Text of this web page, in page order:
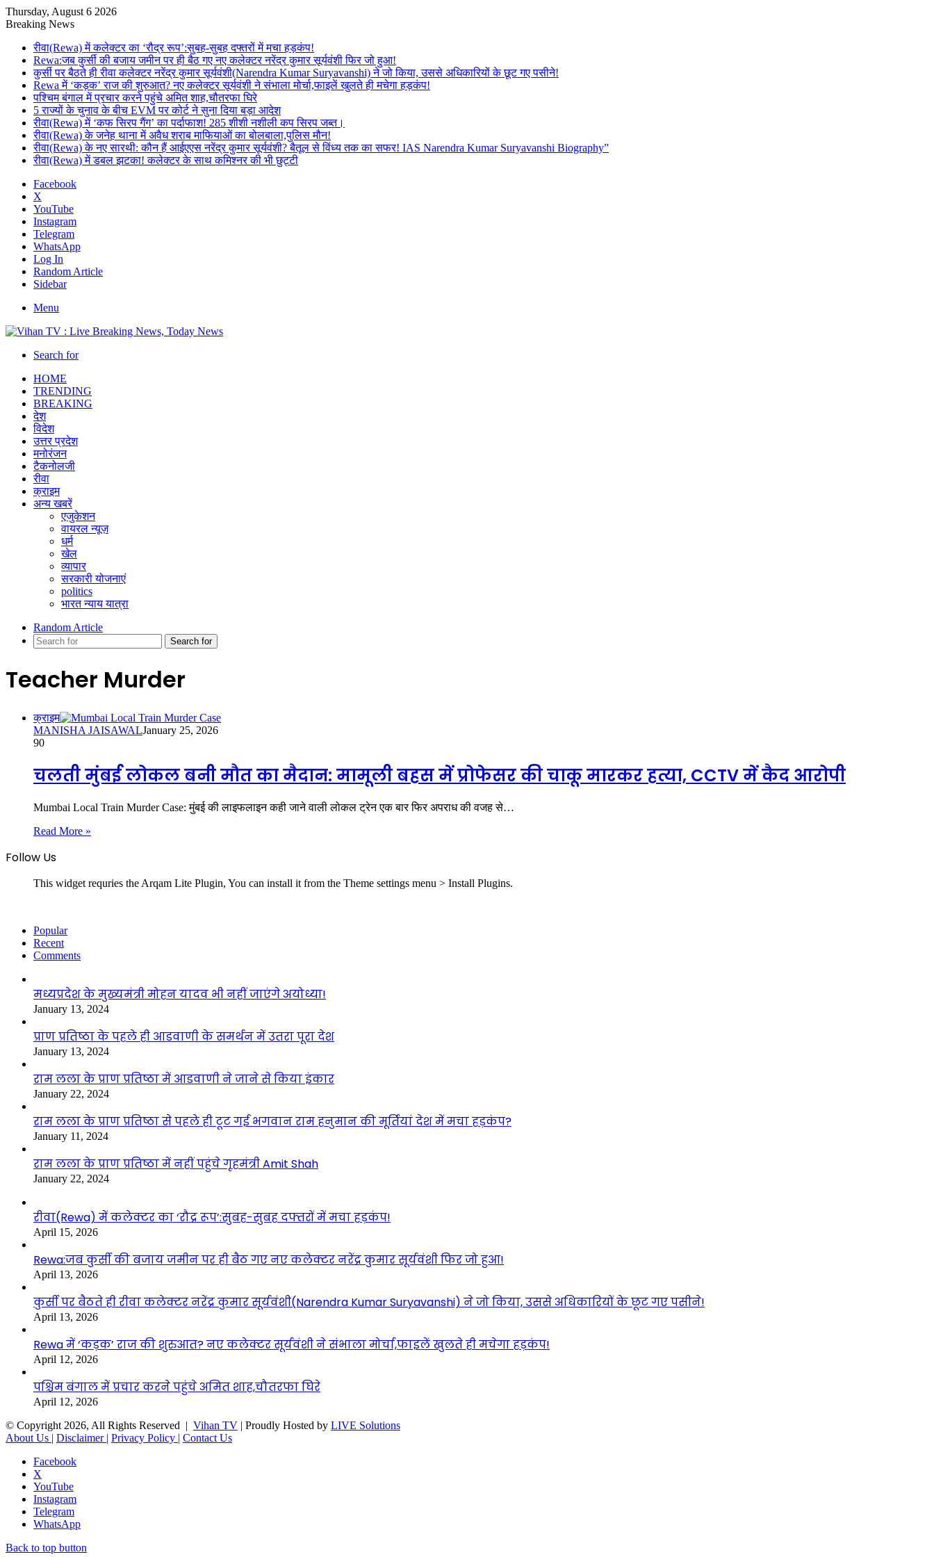
Thursday, August 6 2026
Breaking News
रीवा(Rewa) में कलेक्टर का ‘रौद्र रूप’:सुबह-सुबह दफ्तरों में मचा हड़कंप!
Rewa:जब कुर्सी की बजाय जमीन पर ही बैठ गए नए कलेक्टर नरेंद्र कुमार सूर्यवंशी फिर जो हुआ!
कुर्सी पर बैठते ही रीवा कलेक्टर नरेंद्र कुमार सूर्यवंशी(Narendra Kumar Suryavanshi) ने जो किया, उससे अधिकारियों के छूट गए पसीने!
Rewa में ‘कड़क’ राज की शुरुआत? नए कलेक्टर सूर्यवंशी ने संभाला मोर्चा,फाइलें खुलते ही मचेगा हड़कंप!
पश्चिम बंगाल में प्रचार करने पहुंचे अमित शाह,चौतरफा घिरे
5 राज्यों के चुनाव के बीच EVM पर कोर्ट ने सुना दिया बड़ा आदेश
रीवा(Rewa) में ‘कफ सिरप गैंग’ का पर्दाफाश! 285 शीशी नशीली कप सिरप जब्त।
रीवा(Rewa) के जनेह थाना में अवैध शराब माफियाओं का बोलबाला,पुलिस मौन!
रीवा(Rewa) के नए सारथी: कौन हैं आईएएस नरेंद्र कुमार सूर्यवंशी? बैतूल से विंध्य तक का सफर! IAS Narendra Kumar Suryavanshi Biography”
रीवा(Rewa) में डबल झटका! कलेक्टर के साथ कमिश्नर की भी छुट्टी
Facebook
X
YouTube
Instagram
Telegram
WhatsApp
Log In
Random Article
Sidebar
Menu
Search for
HOME
TRENDING
BREAKING
देश
विदेश
उत्तर प्रदेश
मनोरंजन
टैकनोलजी
रीवा
क्राइम
अन्य खबरें
एजुकेशन
वायरल न्यूज़
धर्म
खेल
व्यापार
सरकारी योजनाएं
politics
भारत न्याय यात्रा
Random Article
Search for
Teacher Murder
क्राइम
MANISHA JAISAWALJanuary 25, 2026
90
चलती मुंबई लोकल बनी मौत का मैदान: मामूली बहस में प्रोफेसर की चाकू मारकर हत्या, CCTV में कैद आरोपी
Mumbai Local Train Murder Case: मुंबई की लाइफलाइन कही जाने वाली लोकल ट्रेन एक बार फिर अपराध की वजह से…
Read More »
Follow Us
This widget requries the Arqam Lite Plugin, You can install it from the Theme settings menu > Install Plugins.
Popular
Recent
Comments
मध्यप्रदेश के मुख्यमंत्री मोहन यादव भी नहीं जाएंगे अयोध्या!
January 13, 2024
प्राण प्रतिष्ठा के पहले ही आडवाणी के समर्थन में उतरा पूरा देश
January 13, 2024
राम लला के प्राण प्रतिष्ठा में आडवाणी ने जाने से किया इंकार
January 22, 2024
राम लला के प्राण प्रतिष्ठा से पहले ही टूट गई भगवान राम हनुमान की मूर्तियां देश में मचा हड़कंप?
January 11, 2024
राम लला के प्राण प्रतिष्ठा में नहीं पहुंचे गृहमंत्री Amit Shah
January 22, 2024
रीवा(Rewa) में कलेक्टर का ‘रौद्र रूप’:सुबह-सुबह दफ्तरों में मचा हड़कंप!
April 15, 2026
Rewa:जब कुर्सी की बजाय जमीन पर ही बैठ गए नए कलेक्टर नरेंद्र कुमार सूर्यवंशी फिर जो हुआ!
April 13, 2026
कुर्सी पर बैठते ही रीवा कलेक्टर नरेंद्र कुमार सूर्यवंशी(Narendra Kumar Suryavanshi) ने जो किया, उससे अधिकारियों के छूट गए पसीने!
April 13, 2026
Rewa में ‘कड़क’ राज की शुरुआत? नए कलेक्टर सूर्यवंशी ने संभाला मोर्चा,फाइलें खुलते ही मचेगा हड़कंप!
April 12, 2026
पश्चिम बंगाल में प्रचार करने पहुंचे अमित शाह,चौतरफा घिरे
April 12, 2026
© Copyright 2026, All Rights Reserved | Vihan TV | Proudly Hosted by LIVE Solutions
About Us | Disclaimer | Privacy Policy | Contact Us
Facebook
X
YouTube
Instagram
Telegram
WhatsApp
Back to top button